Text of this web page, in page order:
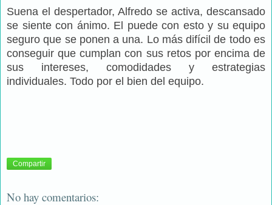
Suena el despertador, Alfredo se activa, descansado
se siente con ánimo. El puede con esto y su equipo
seguro que se ponen a una. Lo más difícil de todo es
conseguir que cumplan con sus retos por encima de
sus intereses, comodidades y estrategias
individuales. Todo por el bien del equipo.
Compartir
No hay comentarios: